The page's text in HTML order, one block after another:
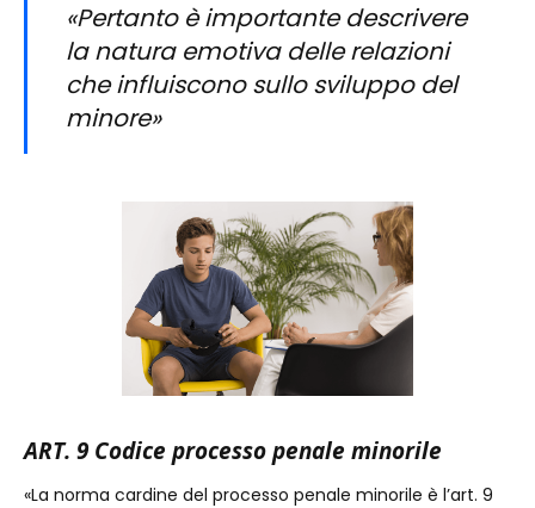
«Pertanto è importante descrivere
la natura emotiva delle relazioni
che influiscono sullo sviluppo del
minore»
ART. 9 Codice processo penale minorile
«La norma cardine del processo penale minorile è l’art. 9